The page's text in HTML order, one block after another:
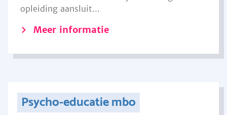
opleiding aansluit...
Meer informatie
Psycho-educatie mbo